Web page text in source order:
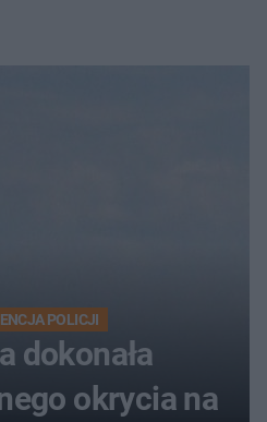
POLICJI
dokonała
okrycia na